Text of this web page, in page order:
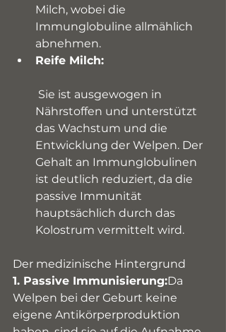
Milch, wobei die
Immunglobuline allmählich
abnehmen.
Reife Milch:
Nährstoffen und unterstützt
das Wachstum und die
Entwicklung der Welpen. Der
Gehalt an Immunglobulinen
ist deutlich reduziert, da die
passive Immunität
hauptsächlich durch das
Kolostrum vermittelt wird.
Der medizinische Hintergrund
1. Passive Immunisierung:Da
Welpen bei der Geburt keine
eigene Antikörperproduktion